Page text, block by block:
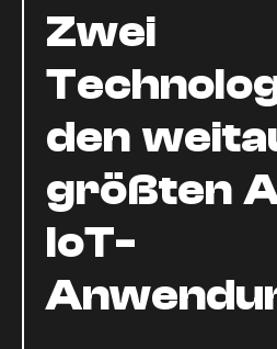
Zwei
den
größten
IoT-